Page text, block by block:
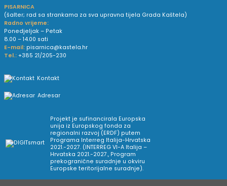
PISARNICA
(šalter; rad sa strankama za sva upravna tijela Grada Kaštela)
Radno vrijeme:
Ponedjeljak – Petak
8.00 – 14.00 sati
E-mail: pisarnica@kastela.hr
Tel.: +385 21/205-230
Kontakt
Adresar
Projekt je sufinancirala Europska
unija iz Europskog fonda za
regionalni razvoj (ERDF) putem
Programa Interreg Italija-Hrvatska
2021.-2027. (INTERREG VI-A Italija –
Hrvatska 2021.-2027., Program
prekogranične suradnje u okviru
Europske teritorijalne suradnje).